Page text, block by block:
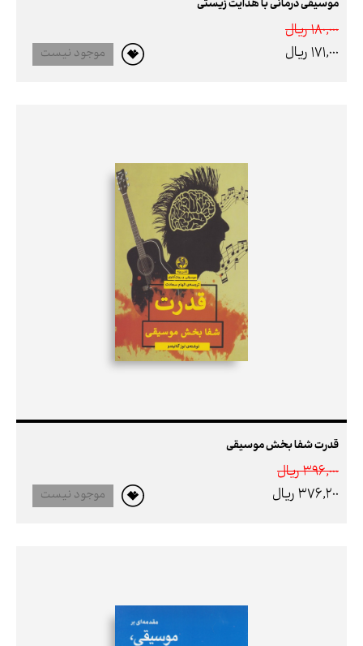
موسیقی درمانی با هدایت زیستی
180,000 ريال
171,000 ريال
موجود نیست
قدرت شفا بخش موسیقی
396,000 ريال
376,200 ريال
موجود نیست